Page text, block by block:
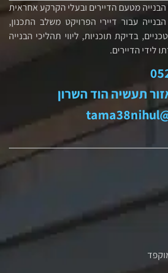
מטעם הדיירים ובעלי הקרקע אחראית
עבור דיירי הפרויקט משלב התכנון,
בדיקת תוכניות, ליווי תהליכי הבנייה
לידי הדיירים.